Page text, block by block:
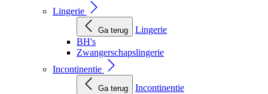
Lingerie
Ga terug
Lingerie
BH's
Zwangerschapslingerie
Incontinentie
Ga terug
Incontinentie